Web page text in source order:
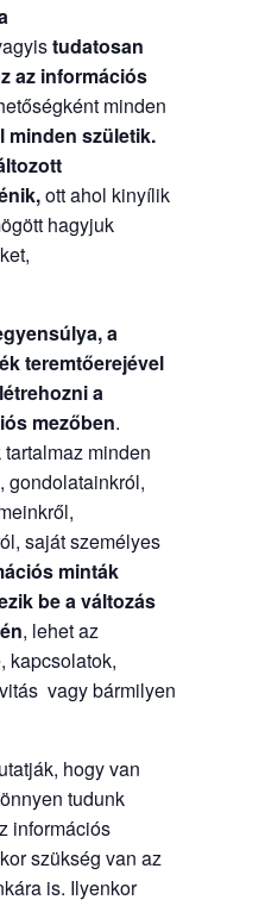
tudatosan
az információs
minden
minden születik.
ott ahol kinyílik
hagyjuk
a
teremtőerejével
a
mezőben.
minden
gondolatainkról,
saját személyes
minták
be a változás
, lehet az
kapcsolatok,
vagy bármilyen
hogy van
tudunk
információs
szükség van az
is. Ilyenkor